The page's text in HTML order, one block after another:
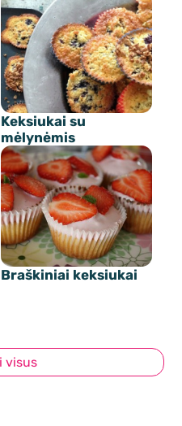
Keksiukai su
mėlynėmis
Braškiniai keksiukai
visus